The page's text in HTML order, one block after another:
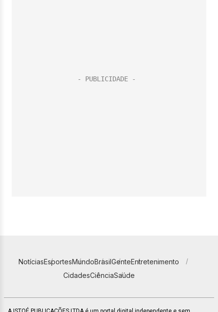
NotíciasEsportesMundoBrasilGenteEntretenimento
CidadesCiênciaSaúde